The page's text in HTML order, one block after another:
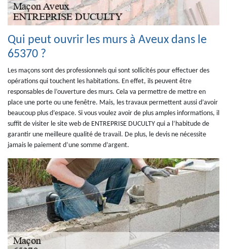
Qui peut ouvrir les murs à Aveux dans le
65370 ?
Les maçons sont des professionnels qui sont sollicités pour effectuer des
opérations qui touchent les habitations. En effet, ils peuvent être
responsables de l’ouverture des murs. Cela va permettre de mettre en
place une porte ou une fenêtre. Mais, les travaux permettent aussi d’avoir
beaucoup plus d’espace. Si vous voulez avoir de plus amples informations, il
suffit de visiter le site web de ENTREPRISE DUCULTY qui a l’habitude de
garantir une meilleure qualité de travail. De plus, le devis ne nécessite
jamais le paiement d’une somme d’argent.